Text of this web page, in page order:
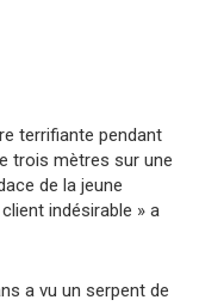
terrifiante pendant
trois mètres sur une
de la jeune
indésirable » a
a vu un serpent de